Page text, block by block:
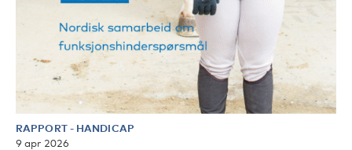
RAPPORT- HANDICAP
9 apr 2026